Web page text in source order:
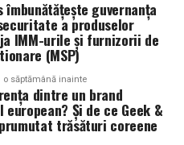
să fie o gazdă
din Maramureș,
cu capacitatea de
într-o amintire
pot schimba complet felul
inspirata poate
poate oferi un look
gresita poate strica
este bine realizat.
la show-uri auto
îmbunătățește guvernanța
a produselor
IMM-urile și furnizorii de
(MSP)
o săptămână inainte
dintre un brand
european? Și de ce Geek &
trăsături coreene